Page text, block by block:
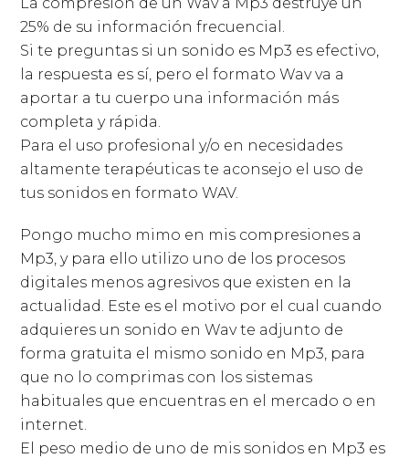
25% de su información frecuencial.
Si te preguntas si un sonido es Mp3 es efectivo,
la respuesta es sí, pero el formato Wav va a
aportar a tu cuerpo una información más
completa y rápida.
Para el uso profesional y/o en necesidades
altamente terapéuticas te aconsejo el uso de
tus sonidos en formato WAV.
Pongo mucho mimo en mis compresiones a
Mp3, y para ello utilizo uno de los procesos
digitales menos agresivos que existen en la
actualidad. Este es el motivo por el cual cuando
adquieres un sonido en Wav te adjunto de
forma gratuita el mismo sonido en Mp3, para
que no lo comprimas con los sistemas
habituales que encuentras en el mercado o en
internet.
El peso medio de uno de mis sonidos en Mp3 es